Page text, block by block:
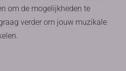
om de mogelijkheden te
verder om jouw muzikale